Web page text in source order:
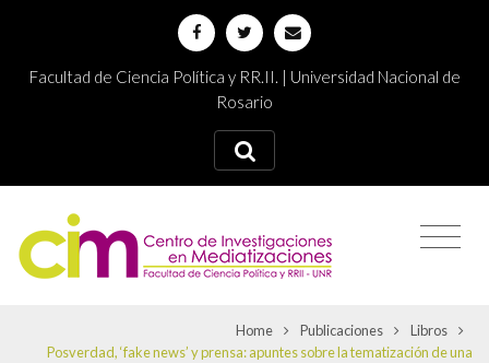
Facultad de Ciencia Política y RR.II. | Universidad Nacional de
Rosario
Home Publicaciones
Libros
Posverdad, ‘fake news’ y prensa: apuntes sobre la tematización de una